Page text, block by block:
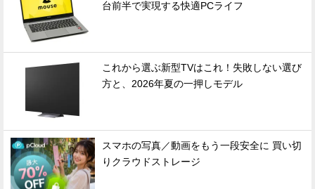
台前半で実現する快適PCライフ
これから選ぶ新型TVはこれ！失敗しない選び
方と、2026年夏の一押しモデル
スマホの写真／動画をもう一段安全に 買い切
りクラウドストレージ